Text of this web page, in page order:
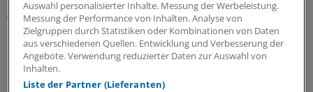
Allerdings sei hier die kontinuierliche Unterstützung der
Pflegenden, zum Beispiel durch Angehörige, Partner
oder Pflegepersonal, gefragt.
Fokus auf Arznei-Nebenwirkungen
Auswahl personalisierter Inhalte. Messung der Werbeleistung.
Messung der Performance von Inhalten. Analyse von
Zielgruppen durch Statistiken oder Kombinationen von Daten
aus verschiedenen Quellen. Entwicklung und Verbesserung der
Angebote. Verwendung reduzierter Daten zur Auswahl von
Inhalten.
Liste der Partner (Lieferanten)